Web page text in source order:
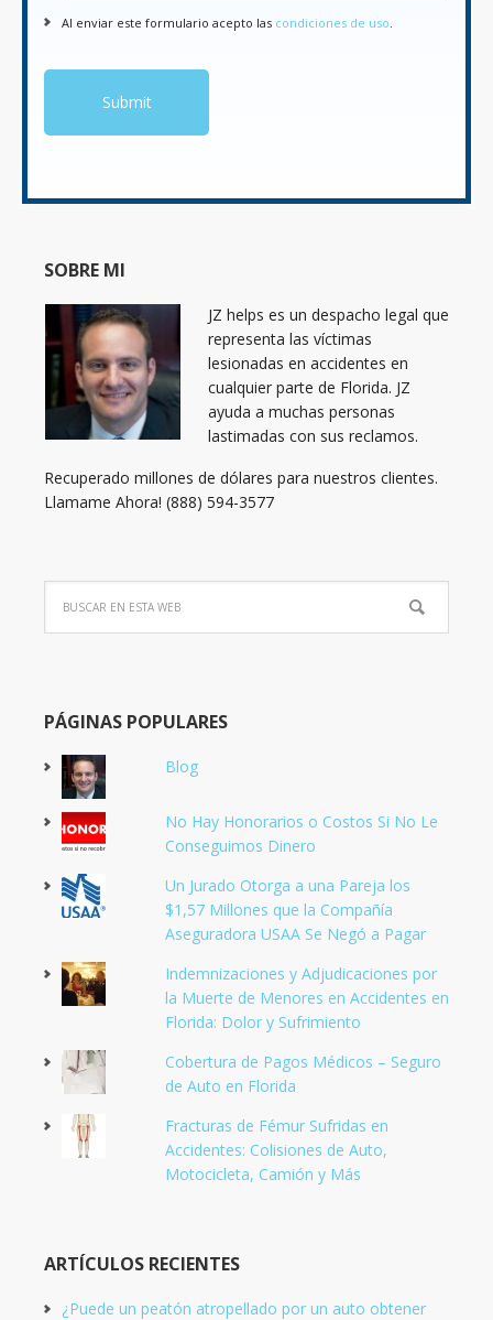
Al enviar este formulario acepto las condiciones de uso
SOBRE MI
JZ helps es un despacho legal que
representa las víctimas
lesionadas en accidentes en
cualquier parte de Florida. JZ
ayuda a muchas personas
lastimadas con sus reclamos.
Recuperado millones de dólares para nuestros clientes.
Llamame Ahora! (888) 594-3577
PÁGINAS POPULARES
Blog
No Hay Honorarios o Costos Si No Le
Conseguimos Dinero
Un Jurado Otorga a una Pareja los
$1,57 Millones que la Compañía
Aseguradora USAA Se Negó a Pagar
Indemnizaciones y Adjudicaciones por
la Muerte de Menores en Accidentes en
Florida: Dolor y Sufrimiento
Cobertura de Pagos Médicos – Seguro
de Auto en Florida
Fracturas de Fémur Sufridas en
Accidentes: Colisiones de Auto,
Motocicleta, Camión y Más
ARTÍCULOS RECIENTES
¿Puede un peatón atropellado por un auto obtener